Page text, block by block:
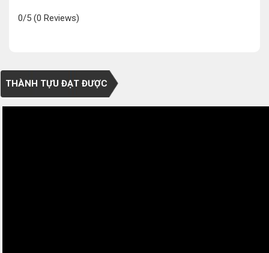
0/5 (0 Reviews)
THÀNH TỰU ĐẠT ĐƯỢC